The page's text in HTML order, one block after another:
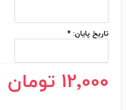
تاریخ پایان: *
12٬000 تومان